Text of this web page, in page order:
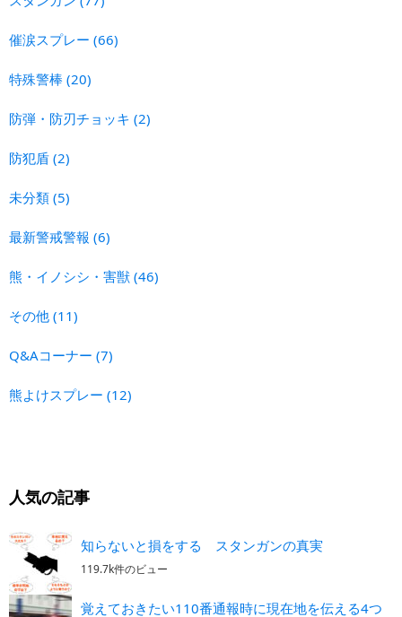
催涙スプレー (66)
特殊警棒 (20)
防弾・防刃チョッキ (2)
防犯盾 (2)
未分類 (5)
最新警戒警報 (6)
熊・イノシシ・害獣 (46)
その他 (11)
Q&Aコーナー (7)
熊よけスプレー (12)
人気の記事
知らないと損をする スタンガンの真実
119.7k件のビュー
覚えておきたい110番通報時に現在地を伝える4つ